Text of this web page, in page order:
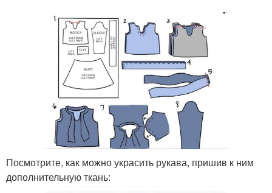
Посмотрите, как можно украсить рукава, пришив к ним
дополнительную ткань: